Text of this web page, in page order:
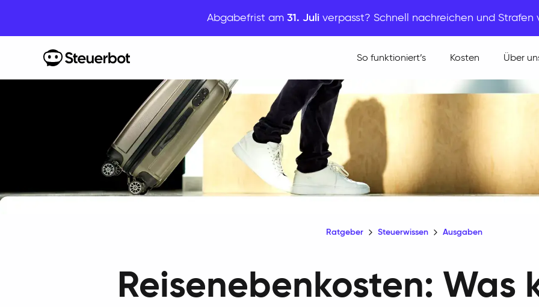
Abgabefrist am 31. Juli verpasst? Schnell nachreichen und Strafen
So funktioniert’s Kosten Über
Ratgeber Steuerwissen Ausgaben
Reisenebenkosten: Was